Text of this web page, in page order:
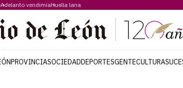
Adelanto vendimiaHuella lana
PROVINCIASOCIEDADDEPORTESGENTECULTURA